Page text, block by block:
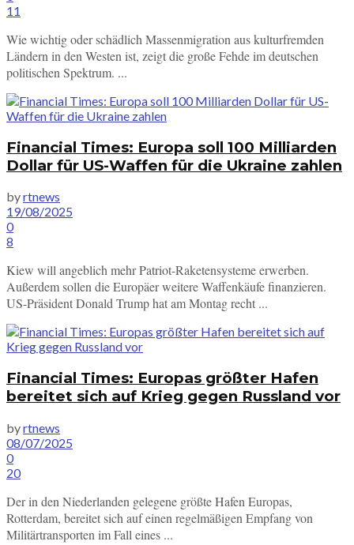
11
Wie wichtig oder schädlich Massenmigration aus kulturfremden
Ländern in den Westen ist, zeigt die große Fehde im deutschen
politischen Spektrum. ...
Financial Times: Europa soll 100 Milliarden
Dollar für US-Waffen für die Ukraine zahlen
byrtnews
19/08/2025
0
8
Kiew will angeblich mehr Patriot-Raketensysteme erwerben.
Außerdem sollen die Europäer weitere Waffenkäufe finanzieren.
US-Präsident Donald Trump hat am Montag recht ...
Financial Times: Europas größter Hafen
bereitet sich auf Krieg gegen Russland vor
byrtnews
08/07/2025
0
20
Der in den Niederlanden gelegene größte Hafen Europas,
Rotterdam, bereitet sich auf einen regelmäßigen Empfang von
Militärtransporten im Fall eines ...